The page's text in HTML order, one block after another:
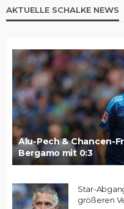
AKTUELLE SCHALKE NEWS
Alu-Pech & Chancen-
Bergamo mit 0:3
Star-
größeren